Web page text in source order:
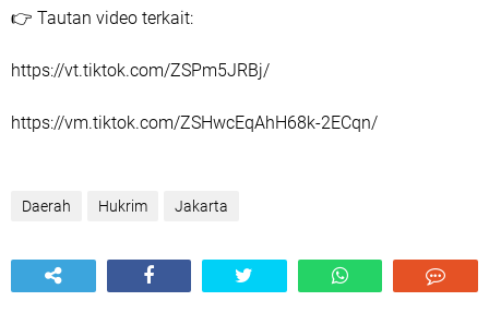
👉 Tautan video terkait:
https://vt.tiktok.com/ZSPm5JRBj/
https://vm.tiktok.com/ZSHwcEqAhH68k-2ECqn/
Daerah Hukrim Jakarta